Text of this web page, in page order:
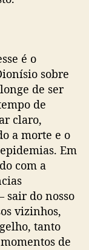
é o
sobre
de ser
de
claro,
a morte e o
Em
com a
sair do nosso
vizinhos,
tanto
de